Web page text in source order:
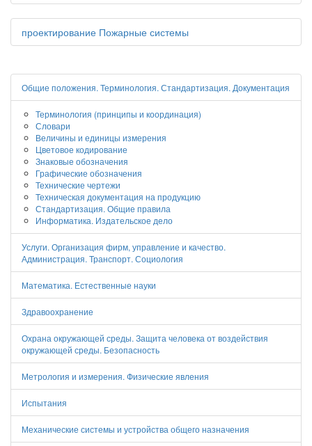
проектирование Пожарные системы
Общие положения. Терминология. Стандартизация. Документация
Терминология (принципы и координация)
Словари
Величины и единицы измерения
Цветовое кодирование
Знаковые обозначения
Графические обозначения
Технические чертежи
Техническая документация на продукцию
Стандартизация. Общие правила
Информатика. Издательское дело
Услуги. Организация фирм, управление и качество.
Администрация. Транспорт. Социология
Математика. Естественные науки
Здравоохранение
Охрана окружающей среды. Защита человека от воздействия
окружающей среды. Безопасность
Метрология и измерения. Физические явления
Испытания
Механические системы и устройства общего назначения